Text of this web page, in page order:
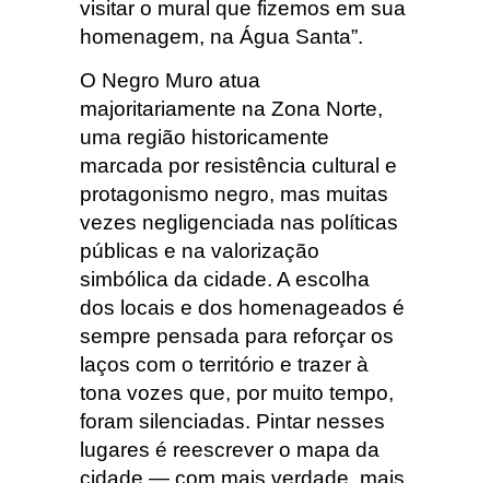
visitar o mural que fizemos em sua
homenagem, na Água Santa”.
O Negro Muro atua
majoritariamente na Zona Norte,
uma região historicamente
marcada por resistência cultural e
protagonismo negro, mas muitas
vezes negligenciada nas políticas
públicas e na valorização
simbólica da cidade. A escolha
dos locais e dos homenageados é
sempre pensada para reforçar os
laços com o território e trazer à
tona vozes que, por muito tempo,
foram silenciadas. Pintar nesses
lugares é reescrever o mapa da
cidade — com mais verdade, mais